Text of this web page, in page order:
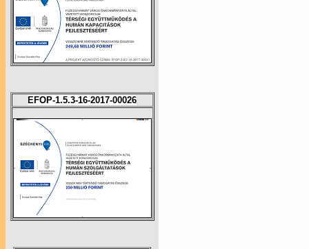
EFOP-1.5.3-16-2017-00026